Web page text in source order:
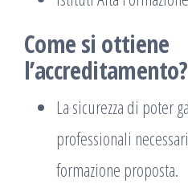
Come si ottiene
La sicurezza di poter
professionali
formazione proposta.